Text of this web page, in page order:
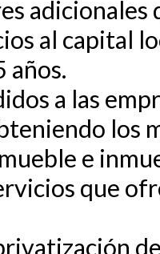
adicionales
al capital
años.
a las
los
e
que